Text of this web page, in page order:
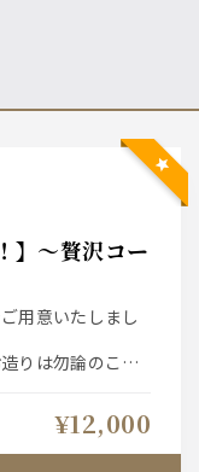
】～贅沢コー
用意いたしまし
りは勿論のこ
¥12,000